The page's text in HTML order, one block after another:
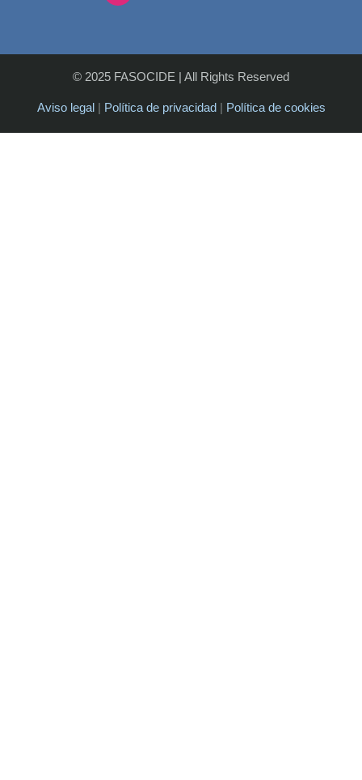
© 2025 FASOCIDE | All Rights Reserved
Aviso legal| Política de privacidad| Política de cookies